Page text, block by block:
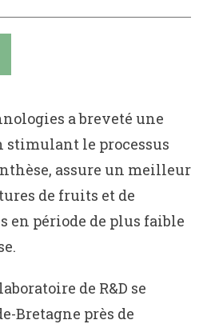
a breveté une
stimulant le processus
assure un meilleur
de fruits et de
en période de plus faible
de R&D se
Bretagne près de